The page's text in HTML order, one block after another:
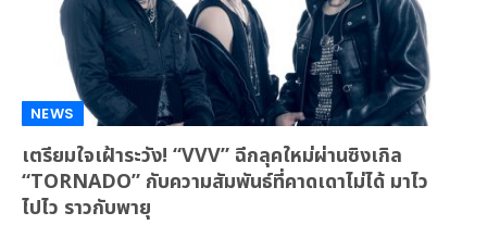
NEWS
เตรียมใจเฝ้าระวัง! “VVV” ฉีกลุคใหม่ผ่านซิงเกิล
“TORNADO” กับความสัมพันธ์ที่คาดเดาไม่ได้ มาไว
ไปไว ราวกับพายุ